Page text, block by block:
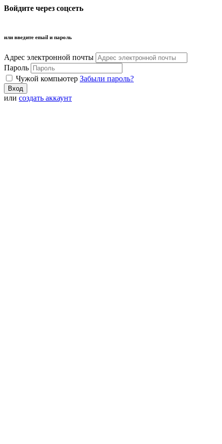
Войдите через соцсеть
или введите email и пароль
Адрес электронной почты
Пароль
Чужой компьютер Забыли пароль?
или создать аккаунт